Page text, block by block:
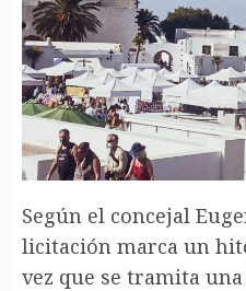
Según el concejal
licitación marca un
vez que se tramita